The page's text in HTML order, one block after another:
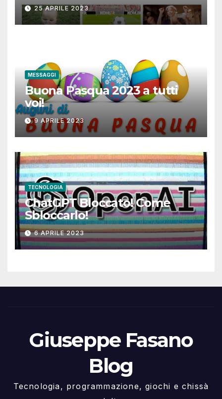
25 APRILE 2023
MESSAGGI
Buona Pasqua 2023 a tutti
voi!
9 APRILE 2023
TECNOLOGIA
ChatGPT Bloccato! Come
Sbloccarlo!
6 APRILE 2023
Giuseppe Fasano
Blog
Tecnologia, programmazione, giochi e chissà